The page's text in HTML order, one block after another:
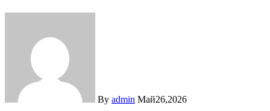
By admin Май26,2026